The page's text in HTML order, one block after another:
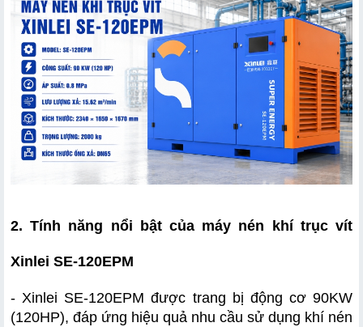
2. Tính năng nổi bật của máy nén khí trục vít
Xinlei SE-120EPM
- Xinlei SE-120EPM được trang bị động cơ 90KW
(120HP), đáp ứng hiệu quả nhu cầu sử dụng khí nén